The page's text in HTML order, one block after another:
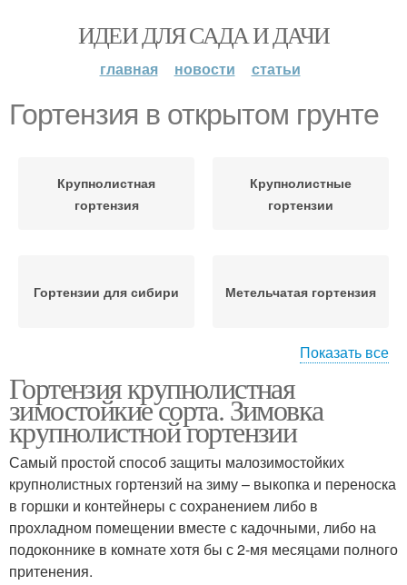
ИДЕИ ДЛЯ САДА И ДАЧИ
главная новости статьи
Гортензия в открытом грунте
Крупнолистная
гортензия
Крупнолистные
гортензии
Гортензии для сибири Метельчатая гортензия
Грунт в сибири Гортензии для того
Гортензии с фото
Морозостойкие
гортензии
Древовидные
Показать все
Гортензия крупнолистная
зимостойкие сорта. Зимовка
крупнолистной гортензии
Самый простой способ защиты малозимостойких
крупнолистных гортензий на зиму – выкопка и переноска
в горшки и контейнеры с сохранением либо в
прохладном помещении вместе с кадочными, либо на
подоконнике в комнате хотя бы с 2-мя месяцами полного
притенения.